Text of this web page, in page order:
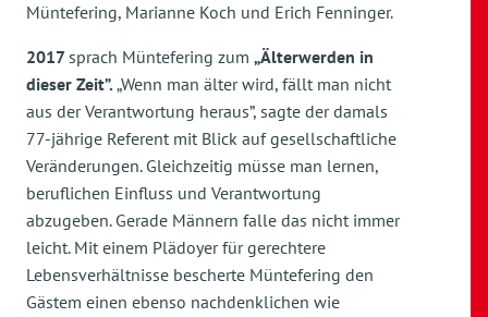
Müntefering, Marianne Koch und Erich Fenninger.
2017sprach Müntefering zum „Älterwerden in
dieser Zeit”. „Wenn man älter wird, fällt man nicht
aus der Verantwortung heraus”, sagte der damals
77-jährige Referent mit Blick auf gesellschaftliche
Veränderungen. Gleichzeitig müsse man lernen,
beruflichen Einfluss und Verantwortung
abzugeben. Gerade Männern falle das nicht immer
leicht. Mit einem Plädoyer für gerechtere
Lebensverhältnisse bescherte Müntefering den
Gästem einen ebenso nachdenklichen wie